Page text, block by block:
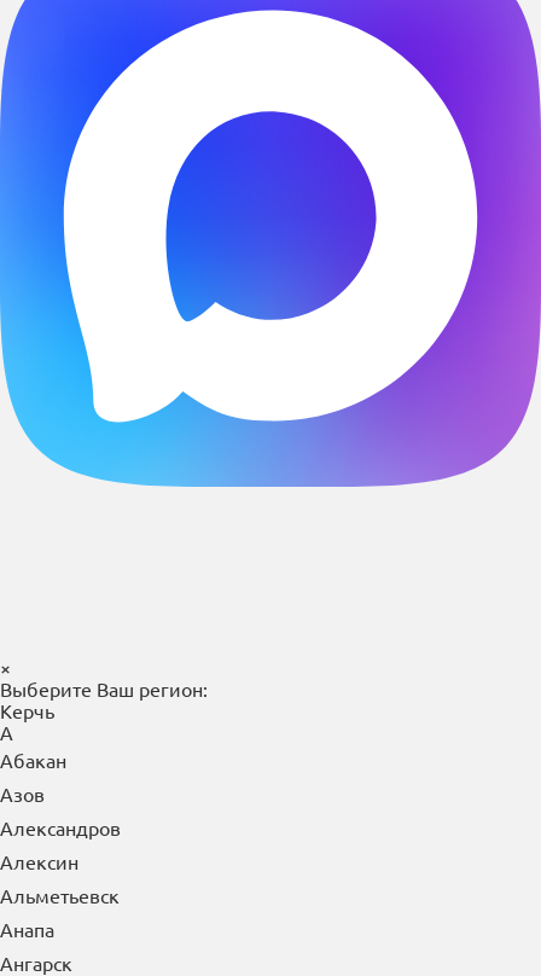
×
Выберите Ваш регион:
Керчь
А
Абакан
Азов
Александров
Алексин
Альметьевск
Анапа
Ангарск